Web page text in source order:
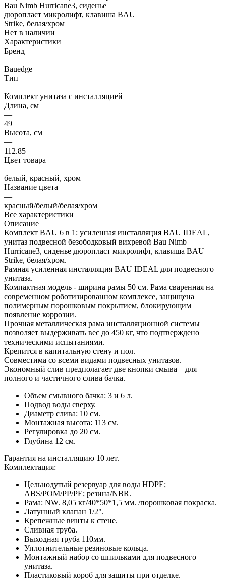
Нет в наличии
Характеристики
Бренд
—
Bauedge
Тип
—
Комплект унитаза c инсталляцией
Длина, см
—
49
Высота, см
—
112.85
Цвет товара
—
белый, красный, хром
Название цвета
—
красный/белый/белая/хром
Все характеристики
Описание
Комплект BAU 6 в 1: усиленная инсталляция BAU IDEAL,
унитаз подвесной безободковый вихревой Bau Nimb
Hurricane3, сиденье дюропласт микролифт, клавиша BAU
Strike, белая/хром.
Рамная усиленная инсталляция BAU IDEAL для подвесного
унитаза.
Компактная модель - ширина рамы 50 см. Рама сваренная на
современном роботизированном комплексе, защищена
полимерным порошковым покрытием, блокирующим
появление коррозии.
Прочная металлическая рама инсталляционной системы
позволяет выдерживать вес до 450 кг, что подтверждено
техническими испытаниями.
Крепится в капитальную стену и пол.
Совместима со всеми видами подвесных унитазов.
Экономный слив предполагает две кнопки смыва – для
полного и частичного слива бачка.
Объем смывного бачка: 3 и 6 л.
Подвод воды сверху.
Диаметр слива: 10 см.
Монтажная высота: 113 см.
Регулировка до 20 см.
Глубина 12 см.
Гарантия на инсталляцию 10 лет.
Комплектация:
Цельнодутый резервуар для воды HDPE;
ABS/POM/PP/PE; резина/NBR.
Рама: NW. 8,05 кг/40*50*1,5 мм. /порошковая покраска.
Латунный клапан 1/2".
Крепежные винты к стене.
Сливная труба.
Выходная труба 110мм.
Уплотнительные резиновые кольца.
Монтажный набор со шпильками для подвесного
унитаза.
Пластиковый короб для защиты при отделке.